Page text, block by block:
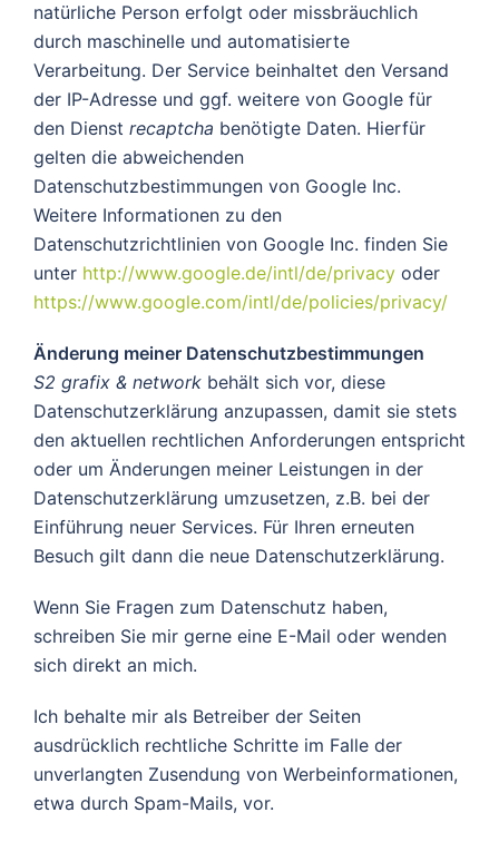
natürliche Person erfolgt oder missbräuchlich
durch maschinelle und automatisierte
Verarbeitung. Der Service beinhaltet den Versand
der IP-Adresse und ggf. weitere von Google für
den Dienst recaptcha benötigte Daten. Hierfür
gelten die abweichenden
Datenschutzbestimmungen von Google Inc.
Weitere Informationen zu den
Datenschutzrichtlinien von Google Inc. finden Sie
unter http://www.google.de/intl/de/privacy oder
https://www.google.com/intl/de/policies/privacy/
Änderung meiner Datenschutzbestimmungen
S2 grafix & network behält sich vor, diese
Datenschutzerklärung anzupassen, damit sie stets
den aktuellen rechtlichen Anforderungen entspricht
oder um Änderungen meiner Leistungen in der
Datenschutzerklärung umzusetzen, z.B. bei der
Einführung neuer Services. Für Ihren erneuten
Besuch gilt dann die neue Datenschutzerklärung.
Wenn Sie Fragen zum Datenschutz haben,
schreiben Sie mir gerne eine E-Mail oder wenden
sich direkt an mich.
Ich behalte mir als Betreiber der Seiten
ausdrücklich rechtliche Schritte im Falle der
unverlangten Zusendung von Werbeinformationen,
etwa durch Spam-Mails, vor.